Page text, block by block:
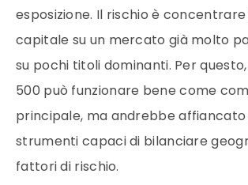
esposizione. Il rischio è
capitale su un mercato già molto
su pochi titoli dominanti. Per questo,
500 può funzionare bene come
principale, ma andrebbe
strumenti capaci di bilanciare
fattori di rischio.